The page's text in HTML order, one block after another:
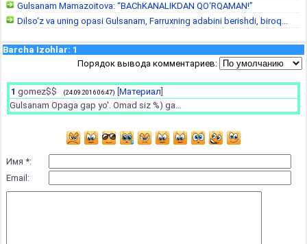
Gulsanam Mamazoitova: “BAChKANALIKDAN QO‘RQAMAN!”
Dilso‘z va uning opasi Gulsanam, Farruxning adabini berishdi, biroq...
Barcha Izohlar: 1
Порядок вывода комментариев:
1 gomez$$ (24.09.2016 06:47) Материал
Gulsanam Opaga gap yo'. Omad siz %) ga...
Имя *:
Email: